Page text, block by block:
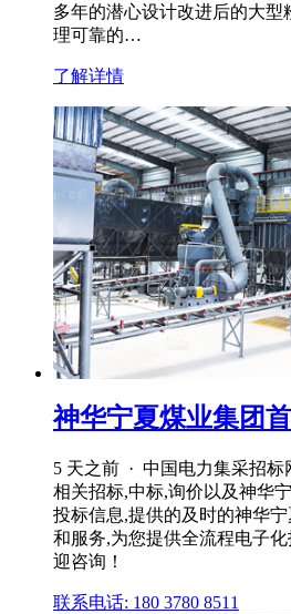
多年的潜心设计改进后的大型
理可靠的…
了解详情
神华宁夏煤业集团
5 天之前 · 中国电力集采招标
相关招标,中标,询价以及神华
投标信息,提供的及时的神华
和服务,为您提供全流程电子
迎咨询！
联系电话: 180 3780 8511